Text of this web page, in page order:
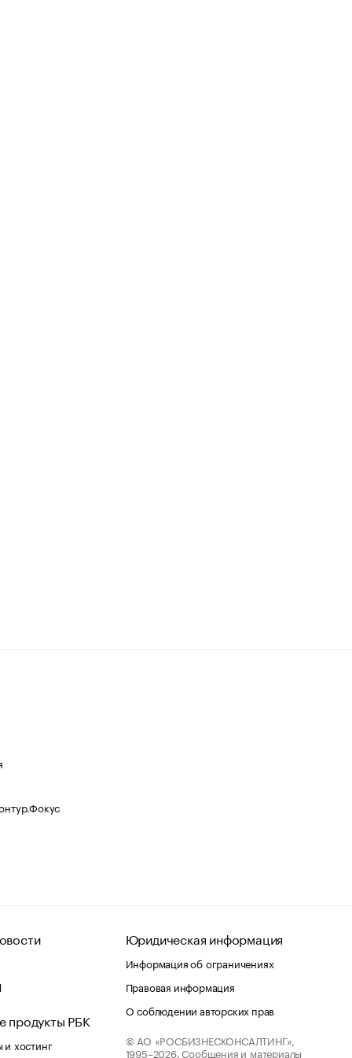
продукты РБК
хостинг
Юридическая информация
Информация об ограничениях
Правовая информация
О соблюдении авторских прав
© АО «РОСБИЗНЕСКОНСАЛТИНГ»,
1995–2026. Сообщения и материалы